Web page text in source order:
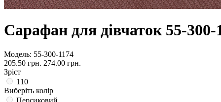
Сарафан для дівчаток 55-300-
Модель: 55-300-1174
205.50 грн. 274.00 грн.
Зріст
110
Виберіть колір
Персиковий